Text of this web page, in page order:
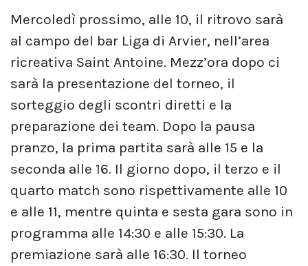
Mercoledì prossimo, alle 10, il ritrovo sarà
al campo del bar Liga di Arvier, nell’area
ricreativa Saint Antoine. Mezz’ora dopo ci
sarà la presentazione del torneo, il
sorteggio degli scontri diretti e la
preparazione dei team. Dopo la pausa
pranzo, la prima partita sarà alle 15 e la
seconda alle 16. Il giorno dopo, il terzo e il
quarto match sono rispettivamente alle 10
e alle 11, mentre quinta e sesta gara sono in
programma alle 14:30 e alle 15:30. La
premiazione sarà alle 16:30. Il torneo